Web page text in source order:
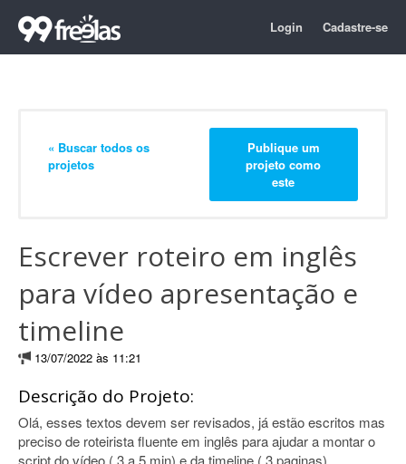
Login Cadastre-se
« Buscar todos os
projetos
Publique um
projeto como
este
Escrever roteiro em inglês
para vídeo apresentação e
timeline
13/07/2022 às 11:21
Descrição do Projeto:
Olá, esses textos devem ser revisados, já estão escritos mas
preciso de roteirista fluente em inglês para ajudar a montar o
script do vídeo ( 3 a 5 min) e da timeline ( 3 paginas)